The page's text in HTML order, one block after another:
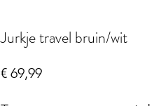
Jurkje travel bruin/wit
€ 69,99Prijs